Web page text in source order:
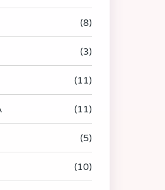
(8)
(3)
(11)
(11)
(5)
(10)